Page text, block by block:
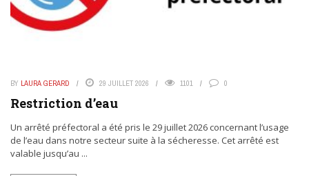
BY LAURA GERARD 29 JUILLET 2026 1101 0
Restriction d’eau
Un arrêté préfectoral a été pris le 29 juillet 2026 concernant l’usage
de l’eau dans notre secteur suite à la sécheresse. Cet arrêté est
valable jusqu’au ...